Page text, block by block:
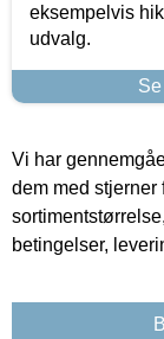
eksempelvis
udvalg.
Vi har
dem med stjerner
betingelser,